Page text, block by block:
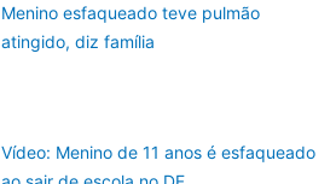
Menino esfaqueado teve pulmão
atingido, diz família
Vídeo: Menino de 11 anos é esfaqueado